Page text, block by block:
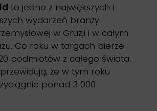
to jedno z największych i
wydarzeń branży
w Gruzji i w całym
Co roku w targach bierze
podmiotów z całego świata.
że w tym roku
ponad 3 000